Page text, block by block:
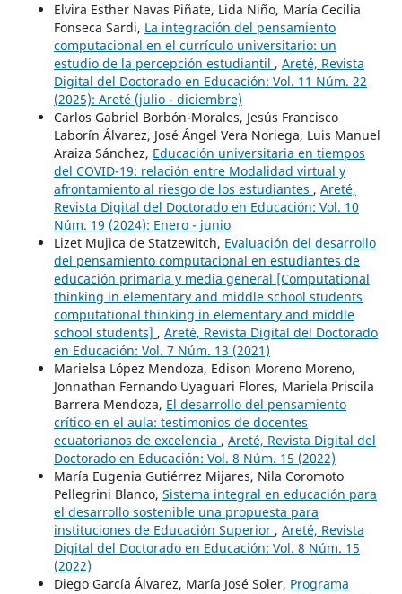
Elvira Esther Navas Piñate, Lida Niño, María Cecilia
Fonseca Sardi, La integración del pensamiento
computacional en el currículo universitario: un
estudio de la percepción estudiantil , Areté, Revista
Digital del Doctorado en Educación: Vol. 11 Núm. 22
(2025): Areté (julio - diciembre)
Carlos Gabriel Borbón-Morales, Jesús Francisco
Laborín Álvarez, José Ángel Vera Noriega, Luis Manuel
Araiza Sánchez, Educación universitaria en tiempos
del COVID-19: relación entre Modalidad virtual y
afrontamiento al riesgo de los estudiantes , Areté,
Revista Digital del Doctorado en Educación: Vol. 10
Núm. 19 (2024): Enero - junio
Lizet Mujica de Statzewitch, Evaluación del desarrollo
del pensamiento computacional en estudiantes de
educación primaria y media general [Computational
thinking in elementary and middle school students
computational thinking in elementary and middle
school students] , Areté, Revista Digital del Doctorado
en Educación: Vol. 7 Núm. 13 (2021)
Marielsa López Mendoza, Edison Moreno Moreno,
Jonnathan Fernando Uyaguari Flores, Mariela Priscila
Barrera Mendoza, El desarrollo del pensamiento
crítico en el aula: testimonios de docentes
ecuatorianos de excelencia , Areté, Revista Digital del
Doctorado en Educación: Vol. 8 Núm. 15 (2022)
María Eugenia Gutiérrez Mijares, Nila Coromoto
Pellegrini Blanco, Sistema integral en educación para
el desarrollo sostenible una propuesta para
instituciones de Educación Superior , Areté, Revista
Digital del Doctorado en Educación: Vol. 8 Núm. 15
(2022)
Diego García Álvarez, María José Soler, Programa